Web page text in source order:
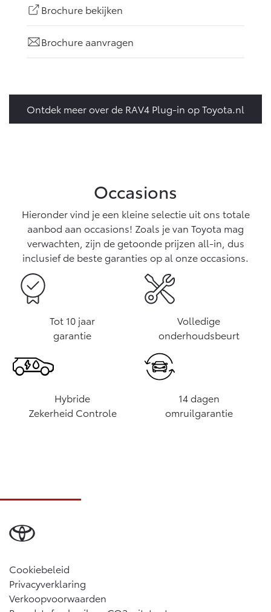
Brochure bekijken
Brochure aanvragen
Ontdek meer over de RAV4 Plug-in op Toyota.nl
Occasions
Hieronder vind je een kleine selectie uit ons totale
aanbod aan occasions! Zoals je van Toyota mag
verwachten, zijn de getoonde prijzen all-in, dus
inclusief de beste garanties op al onze occasions.
Tot 10 jaar
garantie
Volledige
onderhoudsbeurt
Hybride
Zekerheid Controle
14 dagen
omruilgarantie
Cookiebeleid
Privacyverklaring
Verkoopvoorwaarden